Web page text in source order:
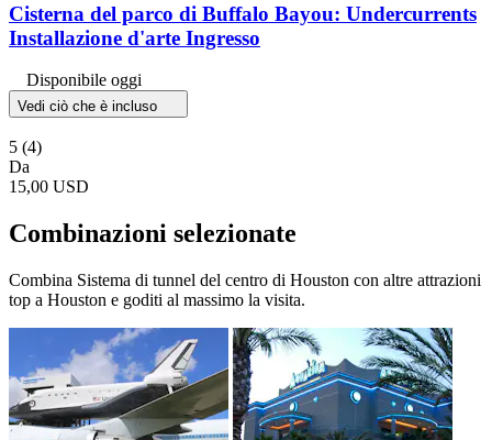
Cisterna del parco di Buffalo Bayou: Undercurrents
Installazione d'arte Ingresso
Disponibile oggi
Vedi ciò che è incluso
5 (4)
Da
15,00 USD
Combinazioni selezionate
Combina Sistema di tunnel del centro di Houston con altre attrazioni
top a Houston e goditi al massimo la visita.